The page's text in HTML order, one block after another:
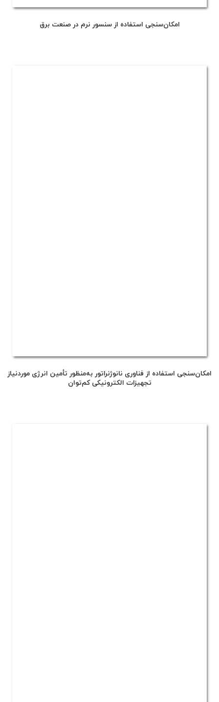
امکان‌سنجی استفاده از سنسور نرم در صنعت برق
امکان‌سنجی استفاده از فناوری نانوژنراتور به‌منظور تأمین انرژی موردنیاز
تجهیزات الکترونیکی کم‌توان